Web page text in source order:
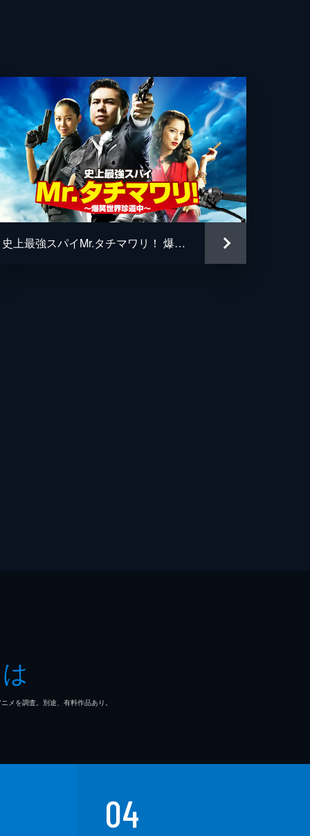
史上最強スパイMr.タチマワリ！ 爆笑世界珍道中
を調査。別途、有料作品あり。
04